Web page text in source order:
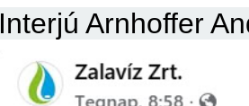
Interjú Arnhoffer